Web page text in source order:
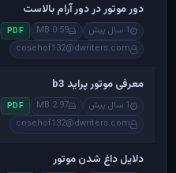
دور موتور در دور آرام بالاست
1 سال پیش 0.59 MB
PDF
cosehof132@dwriters.com
معرفی موتور پراید b3
1 سال پیش 2.97 MB
PDF
cosehof132@dwriters.com
دلایل داغ شدن موتور